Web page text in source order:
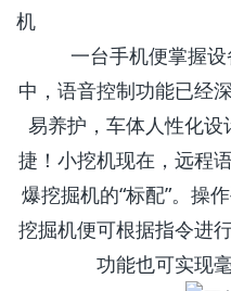
机
一台手机便掌握设
中，语音控制功能已经
易养护，车体人性化
捷！小挖机现在，远程
爆挖掘机的“标配”。操
挖掘机便可根据指令进
功能也可实现